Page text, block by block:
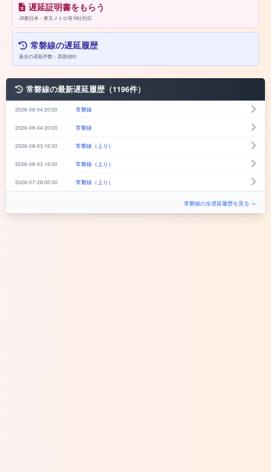
遅延証明書をもらう
JR東日本・東京メトロ等18社対応
常磐線の遅延履歴
過去の遅延件数・原因傾向
常磐線の最新遅延履歴（1196件）
2026-08-04 20:00 常磐線
2026-08-04 20:00 常磐線
2026-08-03 16:30 常磐線（上り）
2026-08-03 16:30 常磐線（上り）
2026-07-28 00:30 常磐線（上り）
常磐線の全遅延履歴を見る →